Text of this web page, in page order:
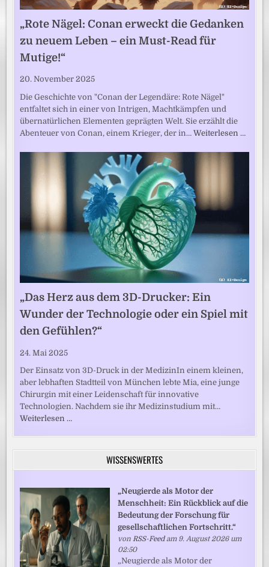
„Rote Nägel: Conan erweckt die Gedanken
zu neuem Leben – ein Must-Read für
Mutige!“
20. November 2025
Die Geschichte von "Conan der Legendäre: Rote Nägel"
entfaltet sich in einer von Intrigen, Machtkämpfen und
übernatürlichen Elementen geprägten Welt. Sie erzählt die
Abenteuer von Conan, einem Krieger, der in…Weiterlesen …
„Das Herz aus dem 3D-Drucker: Ein
Wunder der Technologie oder ein Spiel mit
den Gefühlen?“
24. Mai 2025
Der Einsatz von 3D-Druck in der MedizinIn einem kleinen,
aber lebhaften Stadtteil von München lebte Mia, eine junge
Chirurgin mit einer Leidenschaft für innovative
Technologien. Nachdem sie ihr Medizinstudium mit…
Weiterlesen …
WISSENSWERTES
„Neugierde als Motor der
Menschheit: Ein Rückblick auf die
Bedeutung der Forschung für
gesellschaftlichen Fortschritt.“
von RSS-Feedam 9. August 2026 um
02:50
„Neugierde als Motor der